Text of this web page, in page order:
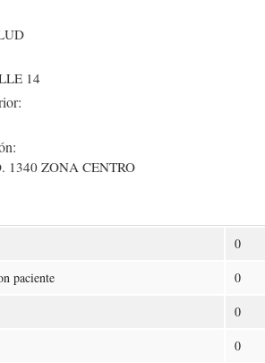
14
1340 ZONA CENTRO
0
paciente
0
0
0